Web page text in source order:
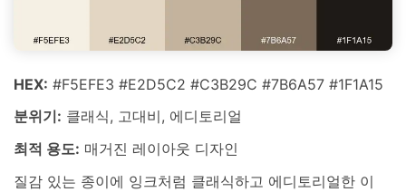
HEX: #F5EFE3 #E2D5C2 #C3B29C #7B6A57 #1F1A15
분위기: 클래식, 고대비, 에디토리얼
최적 용도: 매거진 레이아웃 디자인
질감 있는 종이에 잉크처럼 클래식하고 에디토리얼한 이